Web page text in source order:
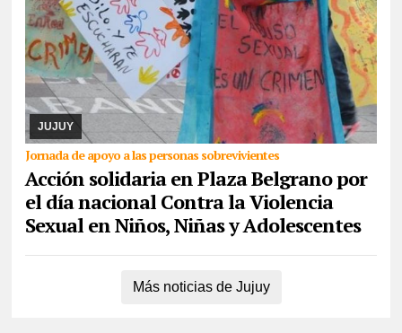
JUJUY
Jornada de apoyo a las personas sobrevivientes
Acción solidaria en Plaza Belgrano por
el día nacional Contra la Violencia
Sexual en Niños, Niñas y Adolescentes
07/08/2026 La actividad se desarrollará este domingo desde las
17. Piden la donación de juguetes, libros que serán entregados a
un comedor comunitario. También ...
Más noticias de Jujuy